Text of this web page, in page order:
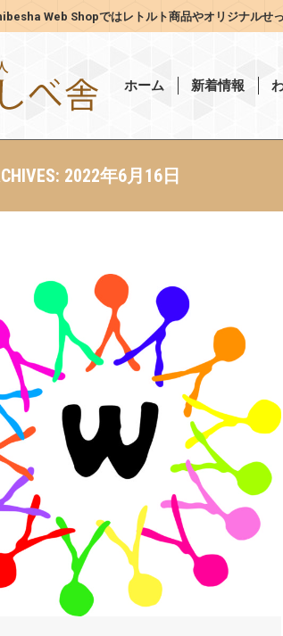
Web Shopではレトルト商品やオリジナルせ
ホーム 新着情報
2022年6月16日